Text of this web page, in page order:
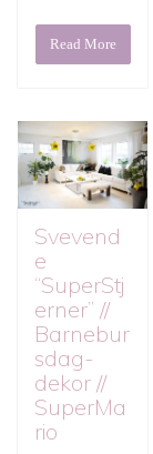
Read More
Svevend
e
“SuperStj
erner” //
Barnebur
sdag-
dekor //
SuperMa
rio